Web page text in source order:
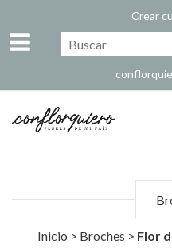
Crear
Inicio > Broches > Flor